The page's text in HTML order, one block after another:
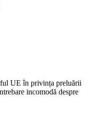
UE în privința preluării
incomodă despre